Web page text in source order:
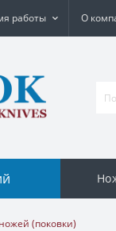
работы О
(поковки)